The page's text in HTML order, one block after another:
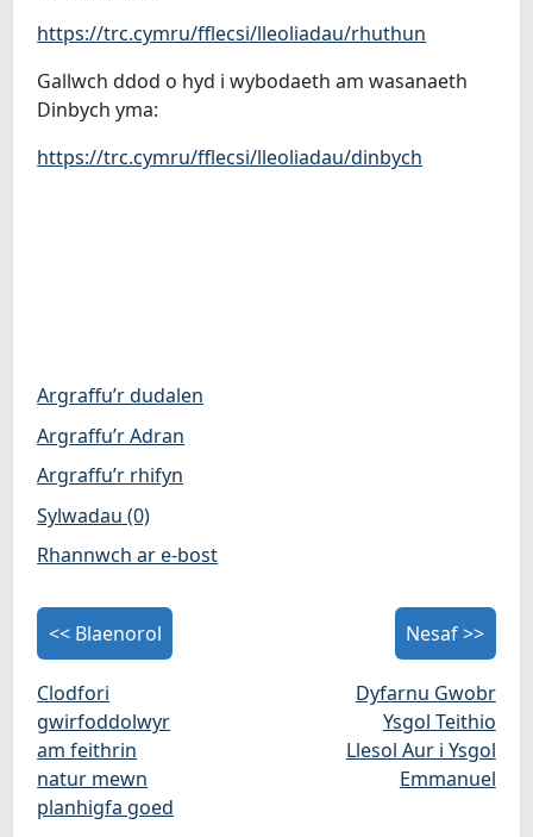
https://trc.cymru/fflecsi/lleoliadau/rhuthun
Gallwch ddod o hyd i wybodaeth am wasanaeth
Dinbych yma:
https://trc.cymru/fflecsi/lleoliadau/dinbych
Argraffu’r dudalen
Argraffu’r Adran
Argraffu’r rhifyn
Sylwadau (0)
Rhannwch ar e-bost
<< Blaenorol
Clodfori
gwirfoddolwyr
am feithrin
natur mewn
planhigfa goed
Nesaf >>
Dyfarnu Gwobr
Ysgol Teithio
Llesol Aur i Ysgol
Emmanuel